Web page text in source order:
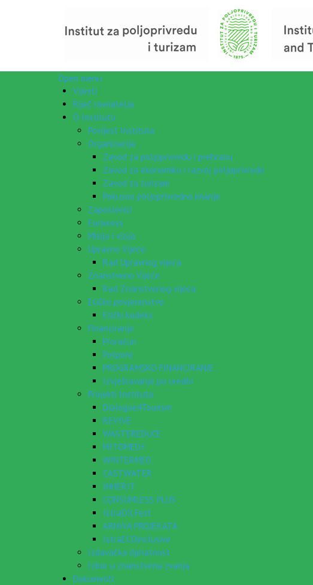
Open menu
Vijesti
Riječ ravnatelja
O Institutu
Povijest Instituta
Organizacija
Zavod za poljoprivredu i prehranu
Zavod za ekonomiku i razvoj poljoprivrede
Zavod za turizam
Pokusno poljoprivredno imanje
Zaposlenici
Euraxess
Misija i vizija
Upravno Vijeće
Rad Upravnog vijeća
Znanstveno Vijeće
Rad Znanstvenog vijeća
Etičko povjerenstvo
Etički kodeks
Financiranje
Proračun
Potpore
PROGRAMSKO FINANCIRANJE
Izvještavanje po uredbi
Projekti Instituta
Dialogue4Tourism
REVIVE
WASTEREDUCE
MITOMED+
WINTERMED
CASTWATER
INHERIT
CONSUMLESS PLUS
IstraOILFest
ARHIVA PROJEKATA
IstraECOinclusive
Izdavačka djelatnost
Izbor u znanstvena zvanja
Dokumenti